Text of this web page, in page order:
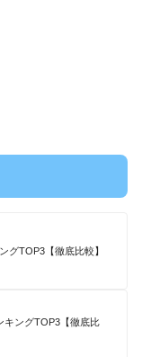
グTOP3【徹底比較】
キングTOP3【徹底比